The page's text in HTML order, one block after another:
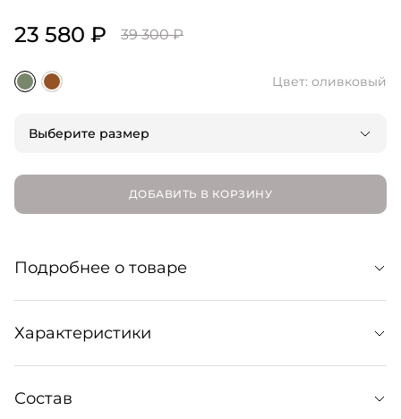
23 580 ₽ 39 300 ₽
Цвет: оливковый
Выберите размер
ДОБАВИТЬ В КОРЗИНУ
Подробнее о товаре
Структурная сумка TELA с двумя ручками и съемным
плечевым ремнем выполнена из натуральной замши.
Характеристики
Уход:
Состав